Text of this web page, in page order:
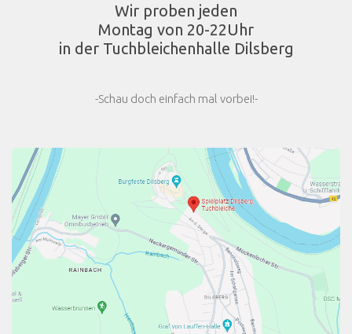
Wir proben jeden
Montag von 20-22Uhr
in der Tuchbleichenhalle Dilsberg
-Schau doch einfach mal vorbei!-